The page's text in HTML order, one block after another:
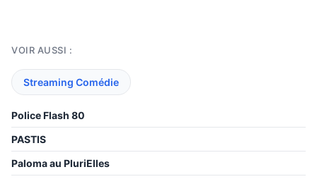
VOIR AUSSI :
Streaming Comédie
Police Flash 80
PASTIS
Paloma au PluriElles